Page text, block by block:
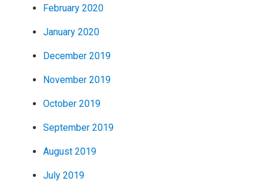
February 2020
January 2020
December 2019
November 2019
October 2019
September 2019
August 2019
July 2019